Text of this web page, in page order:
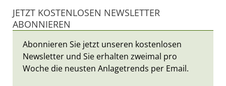
JETZT KOSTENLOSEN NEWSLETTER
ABONNIEREN
Abonnieren Sie jetzt unseren kostenlosen
Newsletter und Sie erhalten zweimal pro
Woche die neusten Anlagetrends per Email.